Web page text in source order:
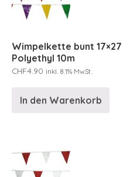
Wimpelkette bunt 17×27
Polyethyl 10m
CHF4.90 inkl. 8.1% MwSt.
In den Warenkorb